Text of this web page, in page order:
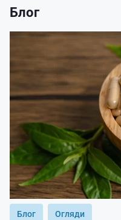
Блог
Блог Огляди